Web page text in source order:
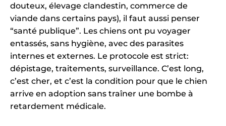
douteux, élevage clandestin, commerce de
viande dans certains pays), il faut aussi penser
“santé publique”. Les chiens ont pu voyager
entassés, sans hygiène, avec des parasites
internes et externes. Le protocole est strict:
dépistage, traitements, surveillance. C’est long,
c’est cher, et c’est la condition pour que le chien
arrive en adoption sans traîner une bombe à
retardement médicale.